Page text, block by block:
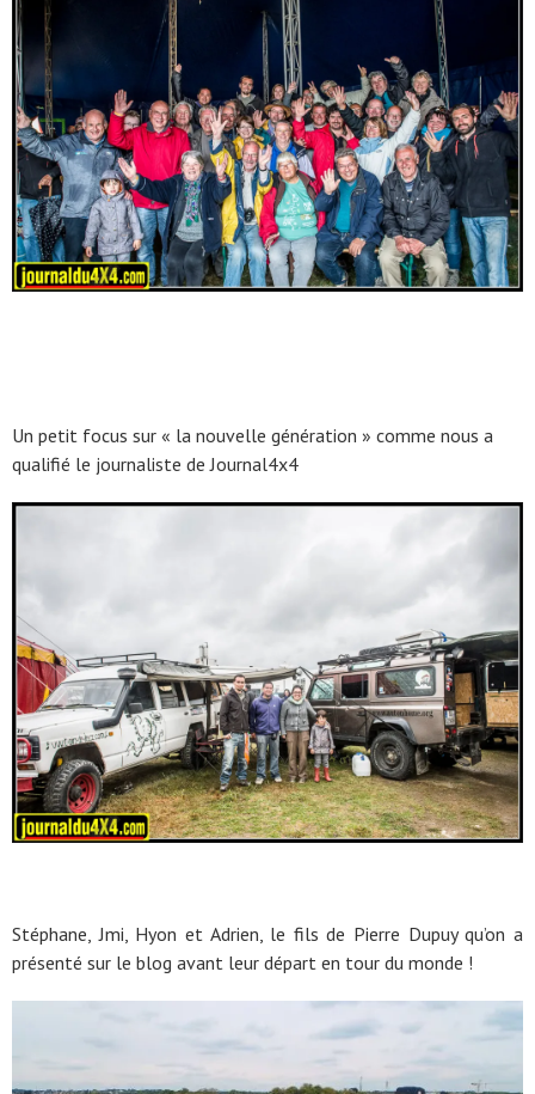
Un petit focus sur « la nouvelle génération » comme nous a
qualifié le journaliste de Journal4x4
Stéphane, Jmi, Hyon et Adrien, le fils de Pierre Dupuy qu’on a
présenté sur le blog avant leur départ en tour du monde !